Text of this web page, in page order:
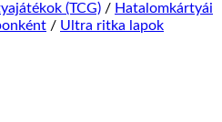
(TCG) / Hatalomkártyái
/ Ultra ritka lapok